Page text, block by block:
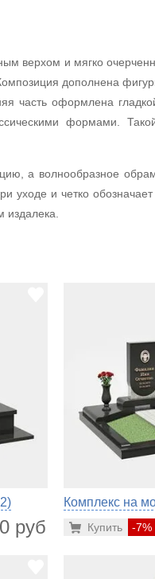
верхом и мягко
дополнена
часть оформлена
формами.
а волнообразное
уходе и четко
руб.
Комплекс на
-7%
Купить